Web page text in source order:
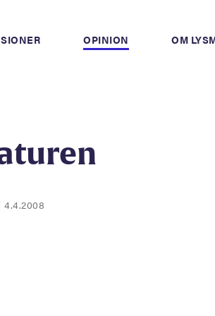
OPINION OM
4.4.2008